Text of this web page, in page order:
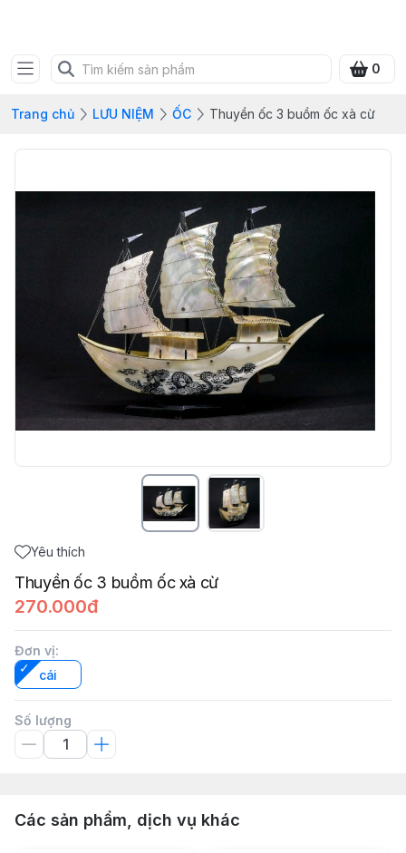
0
Trang chủ LƯU NIỆM ỐC Thuyền ốc 3 buồm ốc xà cừ
Yêu thích
Thuyền ốc 3 buồm ốc xà cừ
270.000đ
Đơn vị:
cái
Số lượng
Các sản phẩm, dịch vụ khác